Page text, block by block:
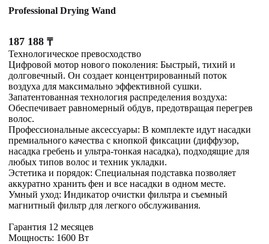
Professional Drying Wand
187 188 ₸
Технологическое превосходство
Цифровой мотор нового поколения: Быстрый, тихий и
долговечный. Он создает концентрированный поток
воздуха для максимально эффективной сушки.
Запатентованная технология распределения воздуха:
Обеспечивает равномерный обдув, предотвращая перегрев
волос.
Профессиональные аксессуары: В комплекте идут насадки
премиального качества с кнопкой фиксации (диффузор,
насадка гребень и ультра-тонкая насадка), подходящие для
любых типов волос и техник укладки.
Эстетика и порядок: Специальная подставка позволяет
аккуратно хранить фен и все насадки в одном месте.
Умный уход: Индикатор очистки фильтра и съемный
магнитный фильтр для легкого обслуживания.
Гарантия 12 месяцев
Мощность: 1600 Вт